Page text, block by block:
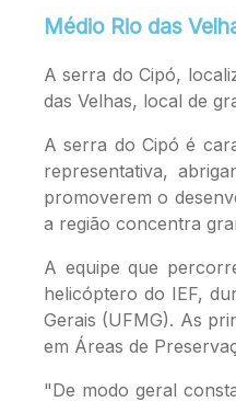
Médio Rio das
A serra do Cipó,
das Velhas, local de
A serra do Cipó é
representativa,
promoverem o
a região concentra
A equipe que
helicóptero do IEF,
Gerais (UFMG). As
em Áreas de
"De modo geral